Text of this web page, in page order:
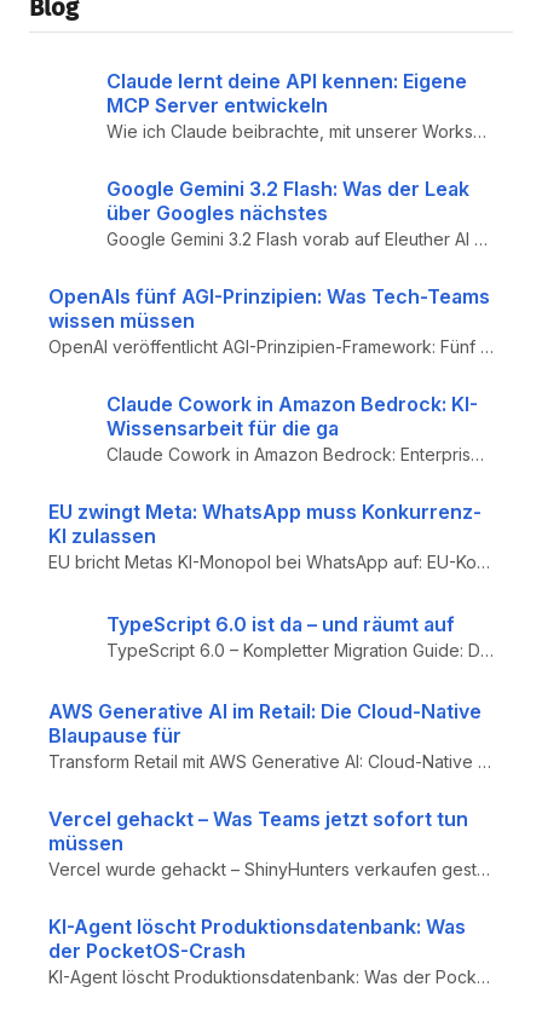
Blog
Claude lernt deine API kennen: Eigene
MCP Server entwickeln
Wie ich Claude beibrachte, mit unserer Workshops.DE API zu plaudern! Ein Deep-Dive in die Welt der MCP Server mit prakti...
Google Gemini 3.2 Flash: Was der Leak
über Googles nächstes
Google Gemini 3.2 Flash vorab auf Eleuther AI Arena: Was das neue Frontier-Modell von Google kann – SVG-Generierung, Cod...
OpenAIs fünf AGI-Prinzipien: Was Tech-Teams
wissen müssen
OpenAI veröffentlicht AGI-Prinzipien-Framework: Fünf Leitlinien steuern künftige Entwicklung von AGI – von Demokratisier...
Claude Cowork in Amazon Bedrock: KI-
Wissensarbeit für die ga
Claude Cowork in Amazon Bedrock: Enterprise-Rollout von KI-gestützten Entwicklungsumgebungen – AWS-native Integration, L...
EU zwingt Meta: WhatsApp muss Konkurrenz-
KI zulassen
EU bricht Metas KI-Monopol bei WhatsApp auf: EU-Kommission droht mit Eilverfügung wegen Blockade von Konkurrenz-KI – Dig...
TypeScript 6.0 ist da – und räumt auf
TypeScript 6.0 – Kompletter Migration Guide: Das letzte JS-basierte Release auf dem Weg zu TypeScript 7.0 (Go-Native-Por...
AWS Generative AI im Retail: Die Cloud-Native
Blaupause für
Transform Retail mit AWS Generative AI: Cloud-Native Architektur-Blaupause für E-Commerce – Serverless Microservices (SA...
Vercel gehackt – Was Teams jetzt sofort tun
müssen
Vercel wurde gehackt – ShinyHunters verkaufen gestohlene Daten: Mitarbeiternamen und E-Mail-Adressen bereits veröffentli...
KI-Agent löscht Produktionsdatenbank: Was
der PocketOS-Crash
KI-Agent löscht Produktionsdatenbank: Was der PocketOS-Crash für Engineering-Teams bedeutet – Analyse der Agentic-Engine...